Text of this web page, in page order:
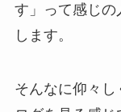
す」って感じの
します。
そんなに仰々